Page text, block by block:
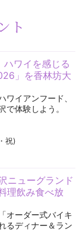
ト
ハワイを感じる
」を香林坊大
ワイアンフード、
で体験しよう。
祝)
ニューグランド
理飲み食べ放
オーダー式バイキ
るディナー＆ラン